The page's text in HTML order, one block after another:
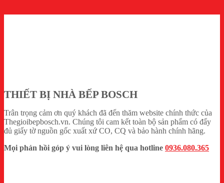
THIẾT BỊ NHÀ BẾP BOSCH
Trân trọng cảm ơn quý khách đã đến thăm website chính thức của
Thegioibepbosch.vn. Chúng tôi cam kết toàn bộ sản phẩm có đẩy
đủ giấy tờ nguồn gốc xuất xứ CO, CQ và bảo hành chính hãng.
Mọi phản hồi góp ý vui lòng liên hệ qua hotline 0936.080.365